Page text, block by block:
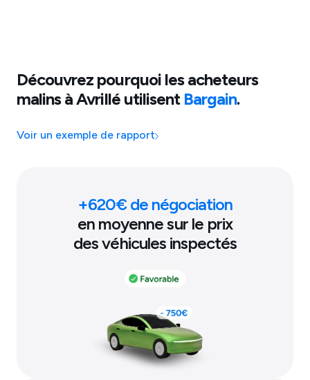
Découvrez pourquoi les acheteurs
malins àAvrilléutilisent Bargain.
Voir un exemple de rapport
+620€ de négociation
en moyenne sur le prix
des véhicules inspectés